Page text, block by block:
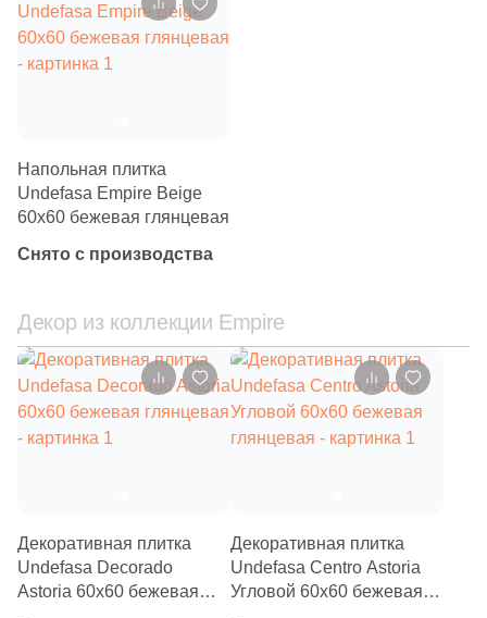
Морские мотивы (6
Мрамор ( 625
Оникс (41)
Паркет (18)
Перламутр (179 )
Полосы (66)
Пэчворк ( 6)
Стекло ( 8)
Терраццо ( 23)
Напольная плитка
Undefasa Empire Beige
60x60 бежевая глянцевая
Снято с производства
Декор из коллекции Empire
Декоративная плитка
Undefasa Decorado
Astoria 60x60 бежевая
Декоративная плитка
Undefasa Centro Astoria
Угловой 60x60 бежевая